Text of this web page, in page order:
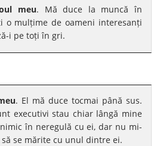
meu. Mă duce la muncă în
o mulțime de oameni interesanți
i pe toți în gri.
. El mă duce tocmai până sus.
executivi stau chiar lângă mine
în neregulă cu ei, dar nu mi-
se mărite cu unul dintre ei.